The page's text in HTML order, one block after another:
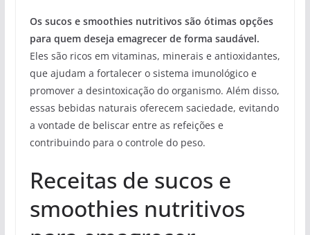
Os sucos e smoothies nutritivos são ótimas opções
para quem deseja emagrecer de forma saudável.
Eles são ricos em vitaminas, minerais e antioxidantes,
que ajudam a fortalecer o sistema imunológico e
promover a desintoxicação do organismo. Além disso,
essas bebidas naturais oferecem saciedade, evitando
a vontade de beliscar entre as refeições e
contribuindo para o controle do peso.
Receitas de sucos e
smoothies nutritivos